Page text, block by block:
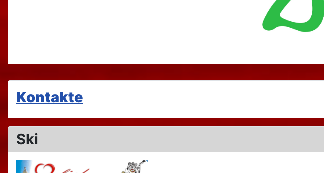
Kontakte
Ski